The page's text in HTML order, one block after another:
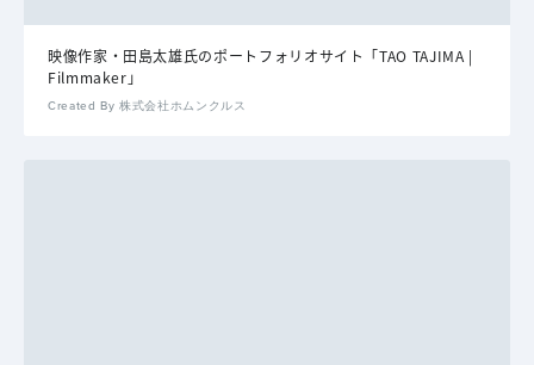
映像作家・田島太雄氏のポートフォリオサイト「TAO TAJIMA |
Filmmaker」
Created By 株式会社ホムンクルス